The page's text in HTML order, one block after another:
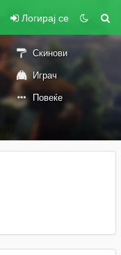
Логирај се
Скинови
Играч
Повеќе